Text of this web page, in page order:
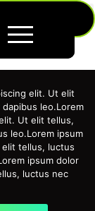
elit. Ut elit
leo.Lorem
Ut elit tellus,
leo.Lorem ipsum
tellus, luctus
ipsum dolor
luctus nec